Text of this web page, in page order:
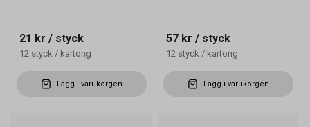
21 kr / styck
12 styck / kartong
Lägg i varukorgen
57 kr / styck
12 styck / kartong
Lägg i varukorgen